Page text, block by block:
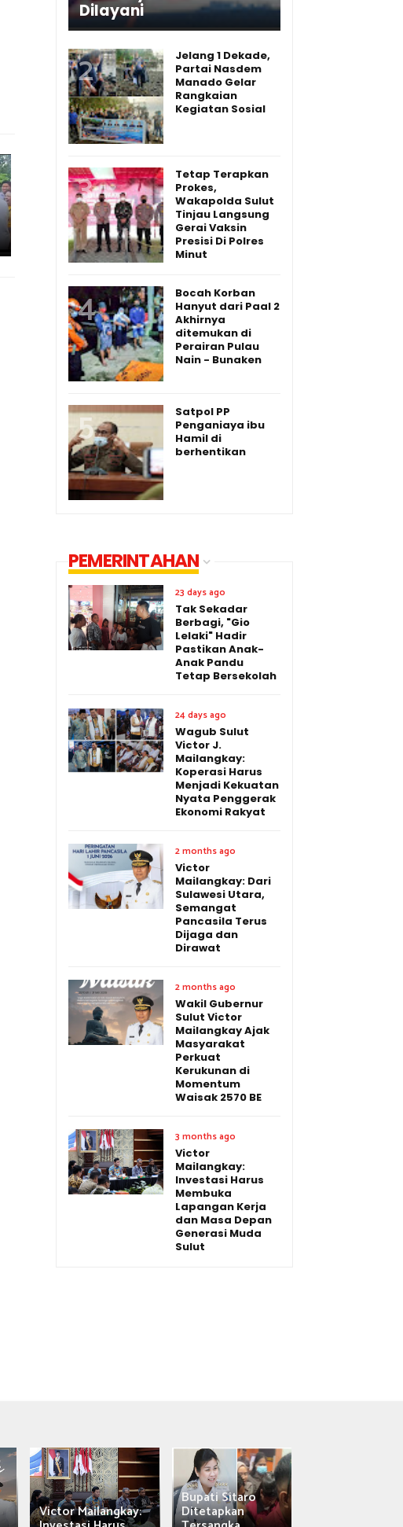
Dilayani
Jelang 1 Dekade,
Partai Nasdem
Manado Gelar
Rangkaian
Kegiatan Sosial
Tetap Terapkan
Prokes,
Wakapolda Sulut
Tinjau Langsung
Gerai Vaksin
Presisi Di Polres
Minut
Bocah Korban
Hanyut dari Paal 2
Akhirnya
ditemukan di
Perairan Pulau
Nain - Bunaken
Satpol PP
Penganiaya ibu
Hamil di
berhentikan
PEMERINTAHAN
23 days ago
Tak Sekadar
Berbagi, "Gio
Lelaki" Hadir
Pastikan Anak-
Anak Pandu
Tetap Bersekolah
24 days ago
Wagub Sulut
Victor J.
Mailangkay:
Koperasi Harus
Menjadi Kekuatan
Nyata Penggerak
Ekonomi Rakyat
2 months ago
Victor
Mailangkay: Dari
Sulawesi Utara,
Semangat
Pancasila Terus
Dijaga dan
Dirawat
2 months ago
Wakil Gubernur
Sulut Victor
Mailangkay Ajak
Masyarakat
Perkuat
Kerukunan di
Momentum
Waisak 2570 BE
3 months ago
Victor
Mailangkay:
Investasi Harus
Membuka
Lapangan Kerja
dan Masa Depan
Generasi Muda
Sulut
Victor Mailangkay:
Bupati Sitaro
Ditetapkan